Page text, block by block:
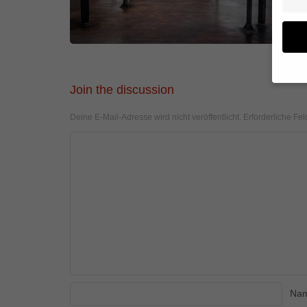
Join the discussion
Deine E-Mail-Adresse wird nicht veröffentlicht. Erforderliche